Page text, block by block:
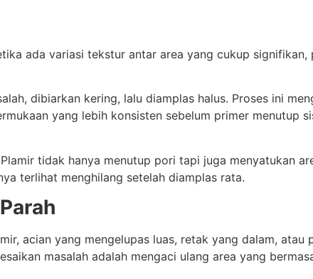
ada variasi tekstur antar area yang cukup signifikan,
dibiarkan kering, lalu diamplas halus. Proses ini
yang lebih konsisten sebelum primer menutup
tidak hanya menutup pori tapi juga menyatukan
terlihat menghilang setelah diamplas rata.
acian yang mengelupas luas, retak yang dalam, atau
masalah adalah mengaci ulang area yang